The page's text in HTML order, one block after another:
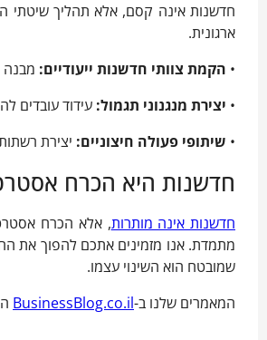
חדשנות אינה קסם, אלא תהליך שיטתי
ארגונית.
• הקמת צוותי חדשנות ייעודיים: מבנה
• יצירת מנגנוני תגמול: עידוד עובדים
• שיתופי פעולה חיצוניים: יצירת
חדשנות היא הכרח
חדשנות אינה מותרות, אלא הכרח
מתמדת. אנו מזמינים אתכם להפוך את
שמובטח הוא השינוי עצמו.
המאמרים שלנו ב-BusinessBlog.co.il